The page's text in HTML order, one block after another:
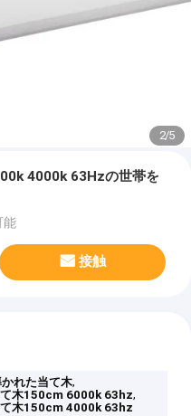
2/5
4000k 63Hzの世帯を
能
接触
れた当て木,
て木150cm 6000k 63hz,
木150cm 4000k 63hz